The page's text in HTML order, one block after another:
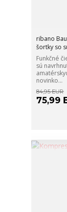
ribano
šortky so
Funkčné
sú
novinko...
84,95 EUR
75,99